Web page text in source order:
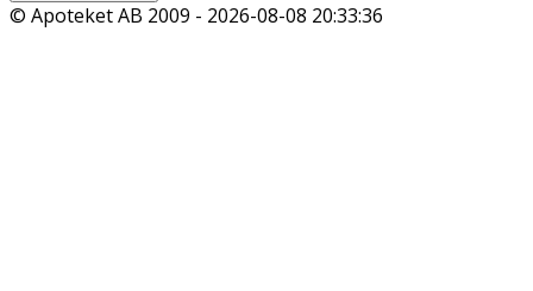
© Apoteket AB 2009 - 2026-08-08 20:33:36